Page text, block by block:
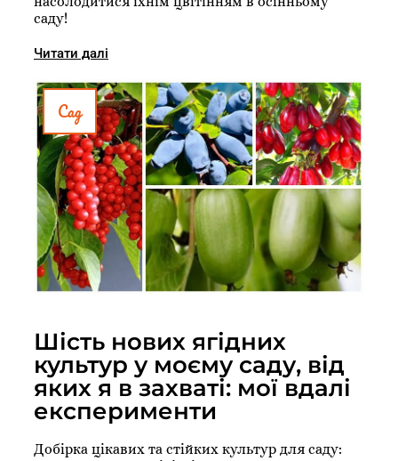
саду!
Читати далі
Сад
Шість нових ягідних
культур у моєму саду, від
яких я в захваті: мої вдалі
експерименти
Добірка цікавих та стійких культур для саду: